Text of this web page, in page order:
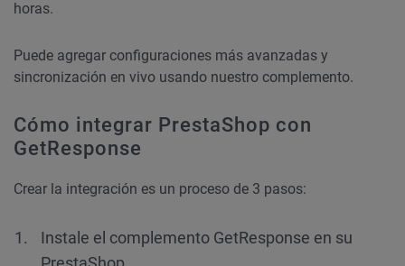
horas.
Puede agregar configuraciones más avanzadas y
sincronización en vivo usando nuestro complemento.
Cómo integrar PrestaShop con
GetResponse
Crear la integración es un proceso de 3 pasos:
Instale el complemento GetResponse en su